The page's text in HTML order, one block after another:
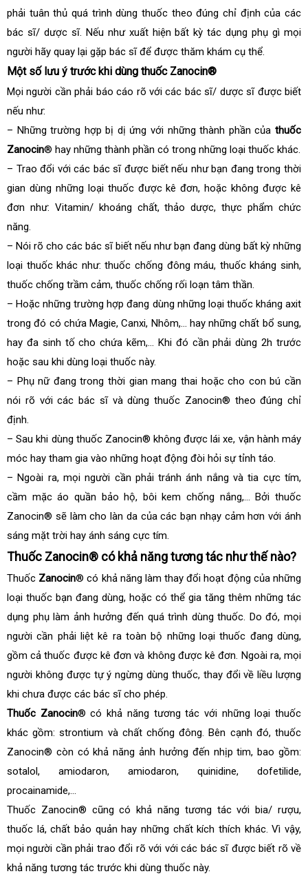
phải tuân thủ quá trình dùng thuốc theo đúng chỉ định của các
bác sĩ/ dược sĩ. Nếu như xuất hiện bất kỳ tác dụng phụ gì mọi
người hãy quay lại gặp bác sĩ để được thăm khám cụ thể.
Một số lưu ý trước khi dùng thuốc Zanocin®
Mọi người cần phải báo cáo rõ với các bác sĩ/ dược sĩ được biết
nếu như:
– Những trường hợp bị dị ứng với những thành phần của thuốc
Zanocin® hay những thành phần có trong những loại thuốc khác.
– Trao đổi với các bác sĩ được biết nếu như bạn đang trong thời
gian dùng những loại thuốc được kê đơn, hoặc không được kê
đơn như: Vitamin/ khoáng chất, thảo dược, thực phẩm chức
năng.
– Nói rõ cho các bác sĩ biết nếu như bạn đang dùng bất kỳ những
loại thuốc khác như: thuốc chống đông máu, thuốc kháng sinh,
thuốc chống trầm cảm, thuốc chống rối loạn tâm thần.
– Hoặc những trường hợp đang dùng những loại thuốc kháng axit
trong đó có chứa Magie, Canxi, Nhôm,… hay những chất bổ sung,
hay đa sinh tố cho chứa kẽm,… Khi đó cần phải dùng 2h trước
hoặc sau khi dùng loại thuốc này.
– Phụ nữ đang trong thời gian mang thai hoặc cho con bú cần
nói rõ với các bác sĩ và dùng thuốc Zanocin® theo đúng chỉ
định.
– Sau khi dùng thuốc Zanocin® không được lái xe, vận hành máy
móc hay tham gia vào những hoạt động đòi hỏi sự tỉnh táo.
– Ngoài ra, mọi người cần phải tránh ánh nắng và tia cực tím,
cầm mặc áo quần bảo hộ, bôi kem chống nắng,… Bởi thuốc
Zanocin® sẽ làm cho làn da của các bạn nhạy cảm hơn với ánh
sáng mặt trời hay ánh sáng cực tím.
Thuốc Zanocin® có khả năng tương tác như thế nào?
Thuốc Zanocin® có khả năng làm thay đổi hoạt động của những
loại thuốc bạn đang dùng, hoặc có thể gia tăng thêm những tác
dụng phụ làm ảnh hưởng đến quá trình dùng thuốc. Do đó, mọi
người cần phải liệt kê ra toàn bộ những loại thuốc đang dùng,
gồm cả thuốc được kê đơn và không được kê đơn. Ngoài ra, mọi
người không được tự ý ngừng dùng thuốc, thay đổi về liều lượng
khi chưa được các bác sĩ cho phép.
Thuốc Zanocin® có khả năng tương tác với những loại thuốc
khác gồm: strontium và chất chống đông. Bên cạnh đó, thuốc
Zanocin® còn có khả năng ảnh hưởng đến nhịp tim, bao gồm:
sotalol, amiodaron, amiodaron, quinidine, dofetilide,
procainamide,…
Thuốc Zanocin® cũng có khả năng tương tác với bia/ rượu,
thuốc lá, chất bảo quản hay những chất kích thích khác. Vì vậy,
mọi người cần phải trao đổi rõ với với các bác sĩ được biết rõ về
khả năng tương tác trước khi dùng thuốc này.